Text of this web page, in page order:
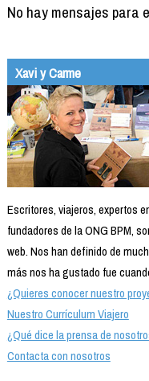
No hay mensajes para
Xavi y Carme
Escritores, viajeros, expertos
fundadores de la ONG BPM,
web. Nos han definido de
más nos ha gustado fue
¿Quieres conocer nuestro
Nuestro Currículum Viajero
¿Qué dice la prensa de
Contacta con nosotros